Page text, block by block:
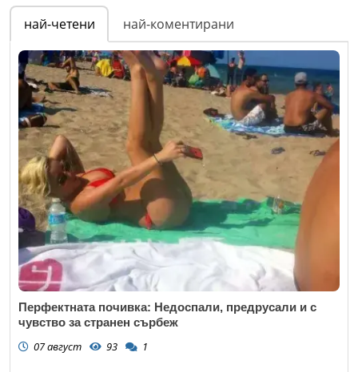
най-четени най-коментирани
Перфектната почивка: Недоспали, предрусали и с
чувство за странен сърбеж
07 август 93 1